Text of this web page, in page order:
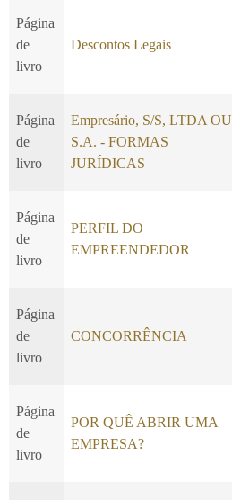
Página
de
livro
Descontos Legais
Página
de
livro
Empresário, S/S, LTDA OU
S.A. - FORMAS
JURÍDICAS
Página
de
livro
PERFIL DO
EMPREENDEDOR
Página
de
livro
CONCORRÊNCIA
Página
de
livro
POR QUÊ ABRIR UMA
EMPRESA?